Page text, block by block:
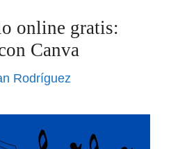
online gratis:
Canva
Rodríguez